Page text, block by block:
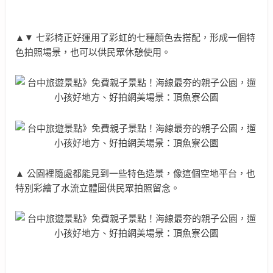
▲▼ 七彩椅正好運用了彩虹的七種顏色去搭配，形成一個特
色拍照場景，也可以供民眾休憩使用。
▲ 公園裡隨處都能見到一些特色造景，像這個空地平台，也
特別彩繪了水流立體圖供民眾拍照留念。